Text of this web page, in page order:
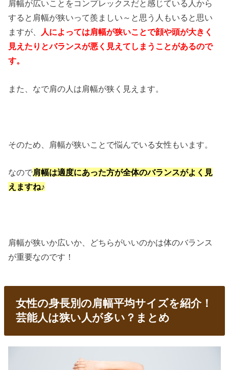
肩幅が広いことをコンプレックスだと感じている人から
すると肩幅が狭いって羨ましい～と思う人もいると思い
ますが、
人によっては肩幅が狭いことで顔や頭が大きく
見えたりとバランスが悪く見えてしまうことがあるので
す。
また、なで肩の人は肩幅が狭く見えます。
そのため、肩幅が狭いことで悩んでいる女性もいます。
なので肩幅は適度にあった方が全体のバランスがよく見
えますね♪
肩幅が狭いか広いか、どちらがいいのかは体のバランス
が重要なのです！
女性の身長別の肩幅平均サイズを紹介！
芸能人は狭い人が多い？まとめ